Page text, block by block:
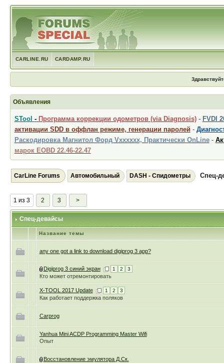
CARLINE.RU CARDAMP.RU
Объявления
STool - Программа коррекции одометров (via Diagnosis)- FVDI
активации SDD в оффлан режиме, генерации паролей -
Раскодировка Магнитол Форд Vxxxxxx, Практически OnLine-
марок EOBD 22.46-22.47
CarLine Forums Автомобильный DASH - Спидометры Спец-
1 из 3 2 3 >
Спец-девайсы
Название темы
any one got a link to download digiprog 3 app?
Digiprog 3 синий экран 1 2 3
Кто может отремонтировать
X-TOOL 2017 Update 1 2 3
Как работает поддержка поляков
Сarprog
Yanhua Mini ACDP Programming Master Wifi
Опыт
Восстановление эмулятора Д.Ск.